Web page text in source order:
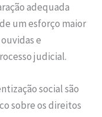
adequada
um esforço maior
e
judicial.
social são
sobre os direitos